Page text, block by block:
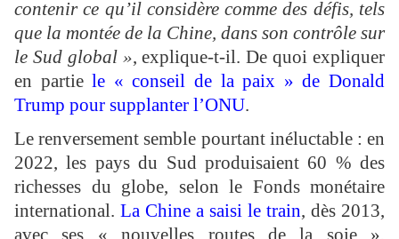
contenir ce qu’il considère comme des défis, tels
que la montée de la Chine, dans son contrôle sur
le Sud global », explique-t-il. De quoi expliquer
en partiele « conseil de la paix » de Donald
Trump pour supplanter l’ONU.
Le renversement semble pourtant inéluctable : en
2022, les pays du Sud produisaient 60 % des
richesses du globe, selon le Fonds monétaire
international. La Chine a saisi le train, dès 2013,
avec ses « nouvelles routes de la soie »,